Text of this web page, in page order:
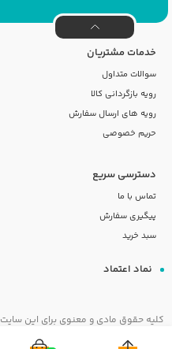
خدمات مشتریان
سوالات متداول
رویه بازگردانی کالا
رویه های ارسال سفارش
حریم خصوصی
دسترسی سریع
تماس با ما
پیگیری سفارش
سبد خرید
نماد اعتماد
کلیه حقوق مادی و معنوی برای این